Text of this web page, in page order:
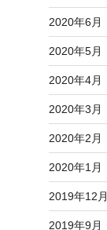
2020年6月
2020年5月
2020年4月
2020年3月
2020年2月
2020年1月
2019年12月
2019年9月